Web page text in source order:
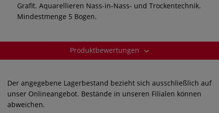
Grafit. Aquarellieren Nass-in-Nass- und Trockentechnik.
Mindestmenge 5 Bogen.
Produktbewertungen
Der angegebene Lagerbestand bezieht sich ausschließlich auf
unser Onlineangebot. Bestände in unseren Filialen können
abweichen.